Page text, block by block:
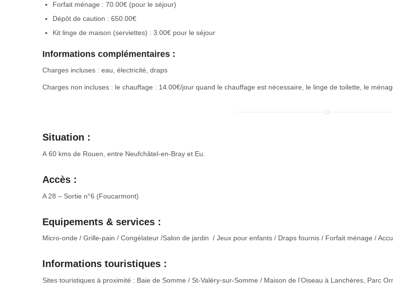
Forfait ménage : 70.00€ (pour le séjour)
Dépôt de caution : 650.00€
Kit linge de maison (serviettes) : 3.00€ pour le séjour
Informations complémentaires :
Charges incluses : eau, électricité, draps
Charges non incluses : le chauffage : 14.00€/jour quand le chauffage est nécessaire, le linge de toilette, le
Situation :
A 60 kms de Rouen, entre Neufchâtel-en-Bray et Eu.
Accès :
A 28 – Sortie n°6 (Foucarmont)
Equipements & services :
Micro-onde / Grille-pain / Congélateur /Salon de jardin / Jeux pour enfants / Draps fournis / Forfait ménage /
Informations touristiques :
Sites touristiques à proximité : Baie de Somme / St-Valéry-sur-Somme / Maison de l’Oiseau à Lanchères, Parc